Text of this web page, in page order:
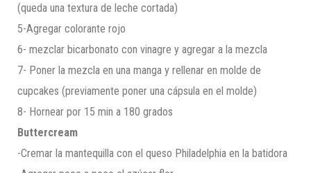
(queda una textura de leche cortada)
5-Agregar colorante rojo
6- mezclar bicarbonato con vinagre y agregar a la mezcla
7- Poner la mezcla en una manga y rellenar en molde de
cupcakes (previamente poner una cápsula en el molde)
8- Hornear por 15 min a 180 grados
Buttercream
-Cremar la mantequilla con el queso Philadelphia en la batidora